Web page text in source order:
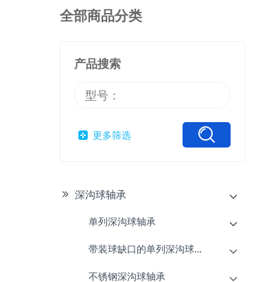
全部商品分类
产品搜索
更多筛选
深沟球轴承
单列深沟球轴承
带装球缺口的单列深沟球轴承
不锈钢深沟球轴承